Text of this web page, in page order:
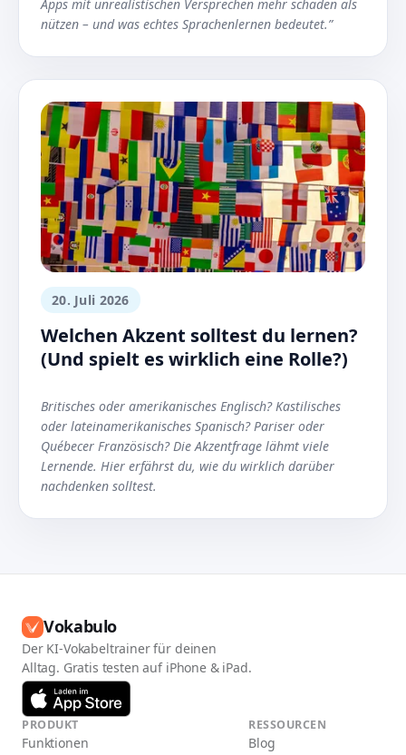
Apps mit unrealistischen Versprechen mehr schaden als
nützen – und was echtes Sprachenlernen bedeutet.”
20. Juli 2026
Welchen Akzent solltest du lernen?
(Und spielt es wirklich eine Rolle?)
Britisches oder amerikanisches Englisch? Kastilisches
oder lateinamerikanisches Spanisch? Pariser oder
Québecer Französisch? Die Akzentfrage lähmt viele
Lernende. Hier erfährst du, wie du wirklich darüber
nachdenken solltest.
Vokabulo
Der KI-Vokabeltrainer für deinen
Alltag. Gratis testen auf iPhone & iPad.
PRODUKT
Funktionen
RESSOURCEN
Blog